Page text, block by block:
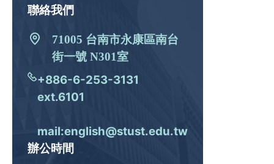
聯絡我們
71005 台南市永康區南台
街一號 N301室
+886-6-253-3131
ext.6101
mail:english@stust.edu.tw
辦公時間